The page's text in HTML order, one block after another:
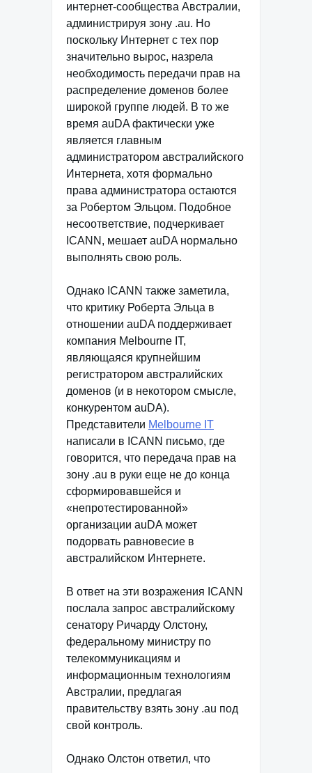
интернет-сообщества Австралии,
администрируя зону .au. Но
поскольку Интернет с тех пор
значительно вырос, назрела
необходимость передачи прав на
распределение доменов более
широкой группе людей. В то же
время auDA фактически уже
является главным
администратором австралийского
Интернета, хотя формально
права администратора остаются
за Робертом Эльцом. Подобное
несоответствие, подчеркивает
ICANN, мешает auDA нормально
выполнять свою роль.
Однако ICANN также заметила,
что критику Роберта Эльца в
отношении auDA поддерживает
компания Melbourne IT,
являющаяся крупнейшим
регистратором австралийских
доменов (и в некотором смысле,
конкурентом auDA).
Представители Melbourne IT
написали в ICANN письмо, где
говорится, что передача прав на
зону .au в руки еще не до конца
сформировавшейся и
«непротестированной»
организации auDA может
подорвать равновесие в
австралийском Интернете.
В ответ на эти возражения ICANN
послала запрос австралийскому
сенатору Ричарду Олстону,
федеральному министру по
телекоммуникациям и
информационным технологиям
Австралии, предлагая
правительству взять зону .au под
свой контроль.
Однако Олстон ответил, что